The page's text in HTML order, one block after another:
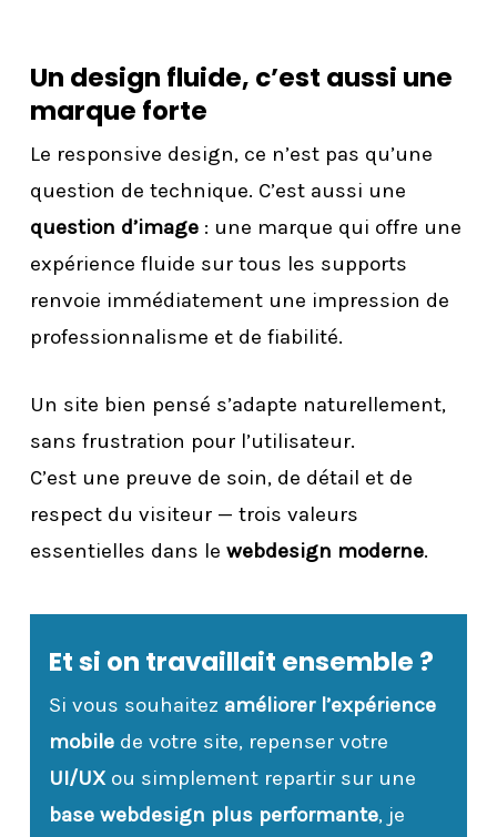
Un design fluide, c’est aussi une
marque forte
Le responsive design, ce n’est pas qu’une
question de technique. C’est aussi une
question d’image: une marque qui offre une
expérience fluide sur tous les supports
renvoie immédiatement une impression de
professionnalisme et de fiabilité.
Un site bien pensé s’adapte naturellement,
sans frustration pour l’utilisateur.
C’est une preuve de soin, de détail et de
respect du visiteur — trois valeurs
essentielles dans le webdesign moderne.
Et si on travaillait ensemble ?
Si vous souhaitez améliorer l’expérience
mobile de votre site, repenser votre
UI/UXou simplement repartir sur une
base webdesign plus performante, je